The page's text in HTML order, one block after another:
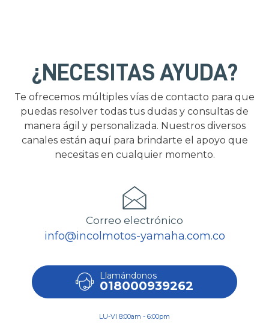
¿NECESITAS AYUDA?
Te ofrecemos múltiples vías de contacto para que
puedas resolver todas tus dudas y consultas de
manera ágil y personalizada. Nuestros diversos
canales están aquí para brindarte el apoyo que
necesitas en cualquier momento.
Correo electrónico
info@incolmotos-yamaha.com.co
Llamándonos
018000939262
LU-VI 8:00am - 6:00pm